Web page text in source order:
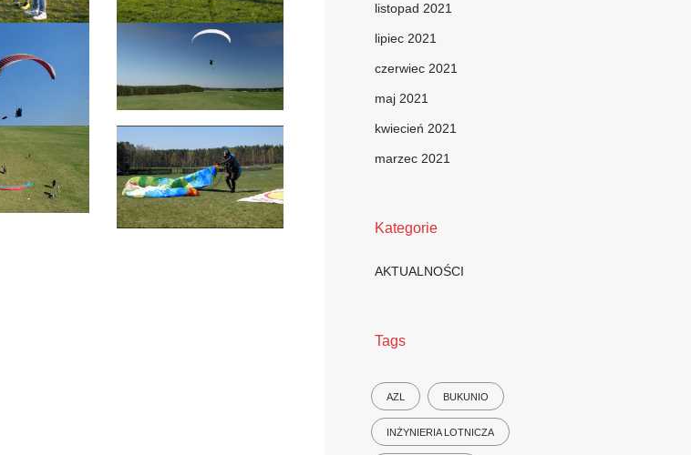
listopad 2021
lipiec 2021
czerwiec 2021
maj 2021
kwiecień 2021
marzec 2021
Kategorie
AKTUALNOŚCI
Tags
AZL BUKUNIO
INŻYNIERIA LOTNICZA